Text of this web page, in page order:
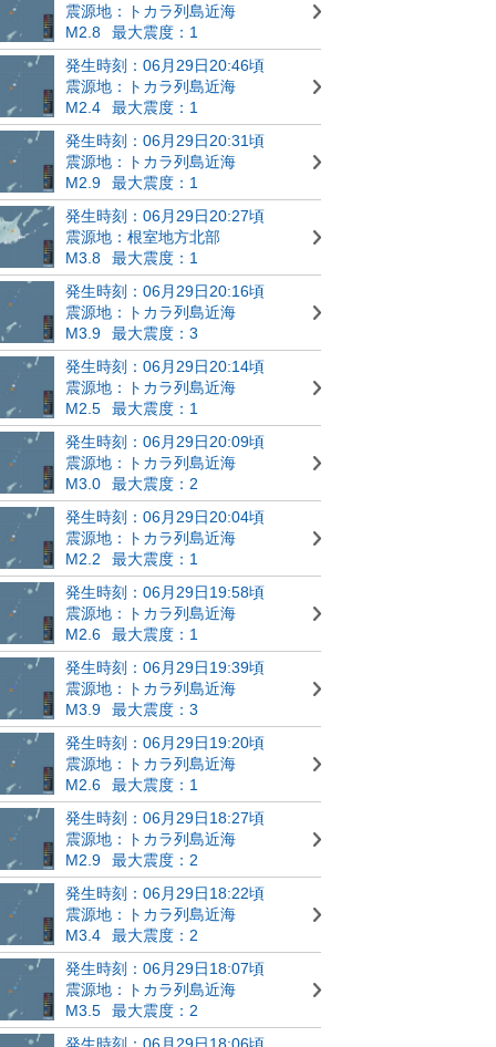
震源地：トカラ列島近海
M2.8
最大震度：1
発生時刻：06月29日20:46頃
震源地：トカラ列島近海
M2.4
最大震度：1
発生時刻：06月29日20:31頃
震源地：トカラ列島近海
M2.9
最大震度：1
発生時刻：06月29日20:27頃
震源地：根室地方北部
M3.8
最大震度：1
発生時刻：06月29日20:16頃
震源地：トカラ列島近海
M3.9
最大震度：3
発生時刻：06月29日20:14頃
震源地：トカラ列島近海
M2.5
最大震度：1
発生時刻：06月29日20:09頃
震源地：トカラ列島近海
M3.0
最大震度：2
発生時刻：06月29日20:04頃
震源地：トカラ列島近海
M2.2
最大震度：1
発生時刻：06月29日19:58頃
震源地：トカラ列島近海
M2.6
最大震度：1
発生時刻：06月29日19:39頃
震源地：トカラ列島近海
M3.9
最大震度：3
発生時刻：06月29日19:20頃
震源地：トカラ列島近海
M2.6
最大震度：1
発生時刻：06月29日18:27頃
震源地：トカラ列島近海
M2.9
最大震度：2
発生時刻：06月29日18:22頃
震源地：トカラ列島近海
M3.4
最大震度：2
発生時刻：06月29日18:07頃
震源地：トカラ列島近海
M3.5
最大震度：2
発生時刻：06月29日18:06頃